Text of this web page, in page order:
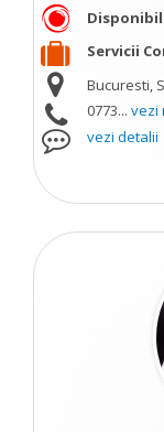
Disponibil
Servicii
Bucuresti,
0773... vezi
vezi detalii